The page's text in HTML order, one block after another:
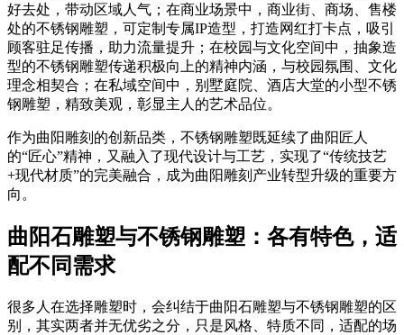
好去处，带动区域人气；在商业场景中，商业街、商场、售楼
处的不锈钢雕塑，可定制专属IP造型，打造网红打卡点，吸引
顾客驻足传播，助力流量提升；在校园与文化空间中，抽象造
型的不锈钢雕塑传递积极向上的精神内涵，与校园氛围、文化
理念相契合；在私域空间中，别墅庭院、酒店大堂的小型不锈
钢雕塑，精致美观，彰显主人的艺术品位。
作为曲阳雕刻的创新品类，不锈钢雕塑既延续了曲阳匠人
的“匠心”精神，又融入了现代设计与工艺，实现了“传统技艺
+现代材质”的完美融合，成为曲阳雕刻产业转型升级的重要方
向。
曲阳石雕塑与不锈钢雕塑：各有特色，适
配不同需求
很多人在选择雕塑时，会纠结于曲阳石雕塑与不锈钢雕塑的区
别，其实两者并无优劣之分，只是风格、特质不同，适配的场